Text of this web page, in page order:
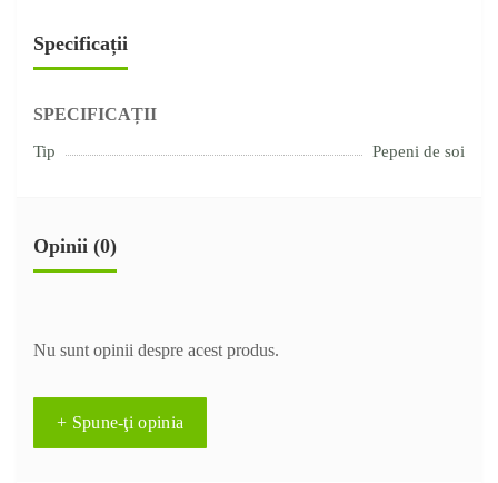
Specificații
SPECIFICAȚII
Tip Pepeni de soi
Opinii (0)
Nu sunt opinii despre acest produs.
+ Spune-ţi opinia